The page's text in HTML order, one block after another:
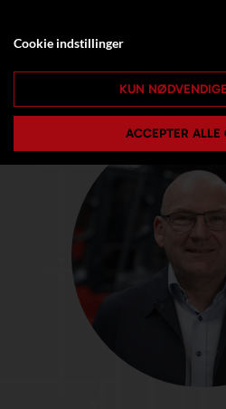
Cookie indstillinger
KUN
ACCEPTER ALLE